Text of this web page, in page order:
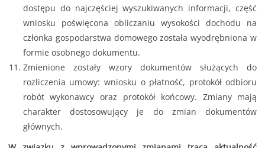
dostępu do najczęściej wyszukiwanych informacji, część
wniosku poświęcona obliczaniu wysokości dochodu na
członka gospodarstwa domowego została wyodrębniona w
formie osobnego dokumentu.
Zmienione zostały wzory dokumentów służących do
rozliczenia umowy: wniosku o płatność, protokół odbioru
robót wykonawcy oraz protokół końcowy. Zmiany mają
charakter dostosowujący je do zmian dokumentów
głównych.